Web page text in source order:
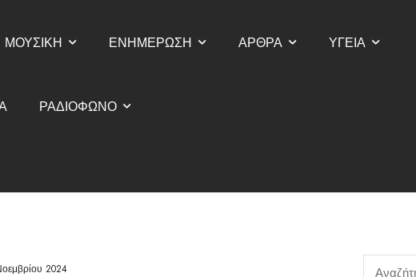
ΜΟΥΣΙΚΗ ΕΝΗΜΕΡΩΣΗ ΑΡΘΡΑ ΥΓΕΙΑ
ΡΑΔΙΟΦΩΝΟ
2024